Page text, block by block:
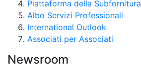
Piattaforma della Subfornitura
Albo Servizi Professionali
International Outlook
Associati per Associati
Newsroom